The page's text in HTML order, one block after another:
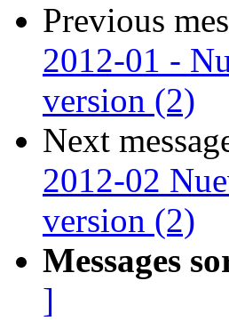
Previous
2012-01 -
version (2)
Next
2012-02
version (2)
Messages
]